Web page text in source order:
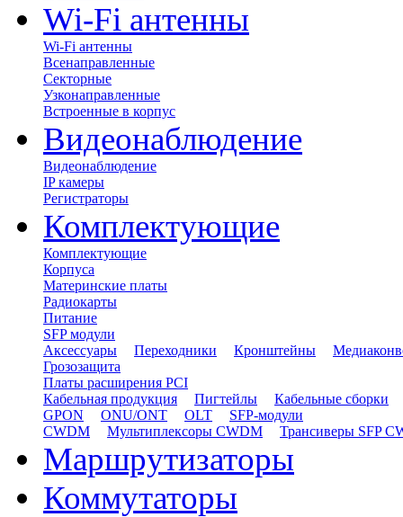
Wi-Fi антенны
Wi-Fi антенны
Всенаправленные
Секторные
Узконаправленные
Встроенные в корпус
Видеонаблюдение
Видеонаблюдение
IP камеры
Регистраторы
Комплектующие
Комплектующие
Корпуса
Материнские платы
Радиокарты
Питание
SFP модули
Аксессуары
Переходники Кронштейны
Грозозащита
Платы расширения PCI
Кабельная продукция
Пигтейлы
Кабельные сборки
GPON
ONU/ONT OLT
SFP-модули
CWDM
Мультиплексоры CWDM Трансиверы SFP
Маршрутизаторы
Коммутаторы